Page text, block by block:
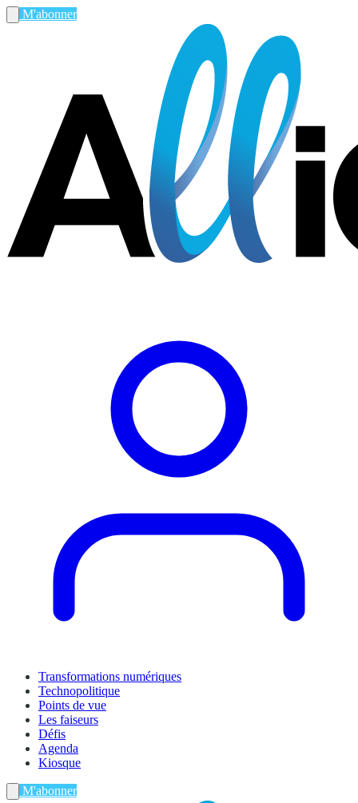
M'abonner
Transformations numériques
Technopolitique
Points de vue
Les faiseurs
Défis
Agenda
Kiosque
M'abonner